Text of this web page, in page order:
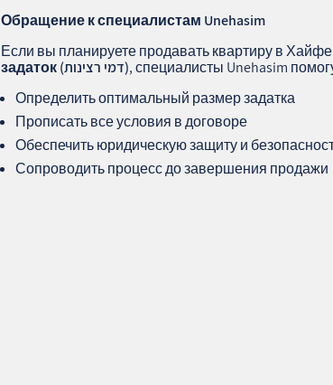
Обращение к специалистам Unehasim
Если вы планируете продавать квартиру в
задаток (דמי רצינות), специалисты Unehasim
Определить оптимальный размер задатка
Прописать все условия в договоре
Обеспечить юридическую защиту и
Сопроводить процесс до завершения продажи